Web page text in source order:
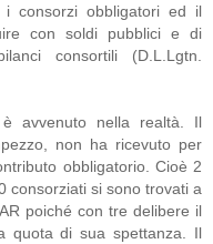
consorzi obbligatori ed il
con soldi pubblici e di
consortili (D.L.Lgtn.
avvenuto nella realtà. Il
non ha ricevuto per
obbligatorio. Cioè 2
consorziati si sono trovati a
poiché con tre delibere il
quota di sua spettanza. Il